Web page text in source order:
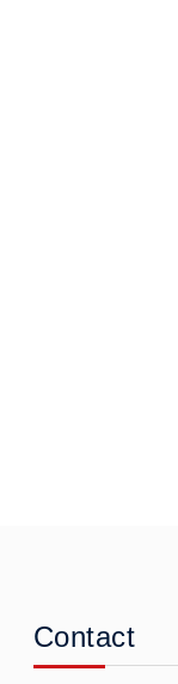
Contact